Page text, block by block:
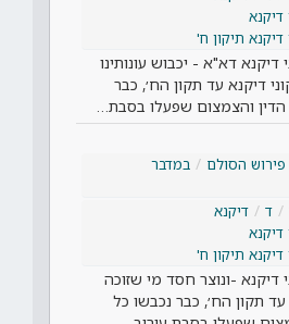
דיקנא
דיקנא תיקון ח'
דיקנא דא"א - יכבוש עונותינו
דיקנא עד תקון הח׳, כבר
והצמצום שפעלו בסבת…
הסולם
במדבר
ד
דיקנא
דיקנא
דיקנא תיקון ח'
דיקנא -ונוצר חסד מי שזוכה
עד תקון הח׳, כבר נכבשו כל